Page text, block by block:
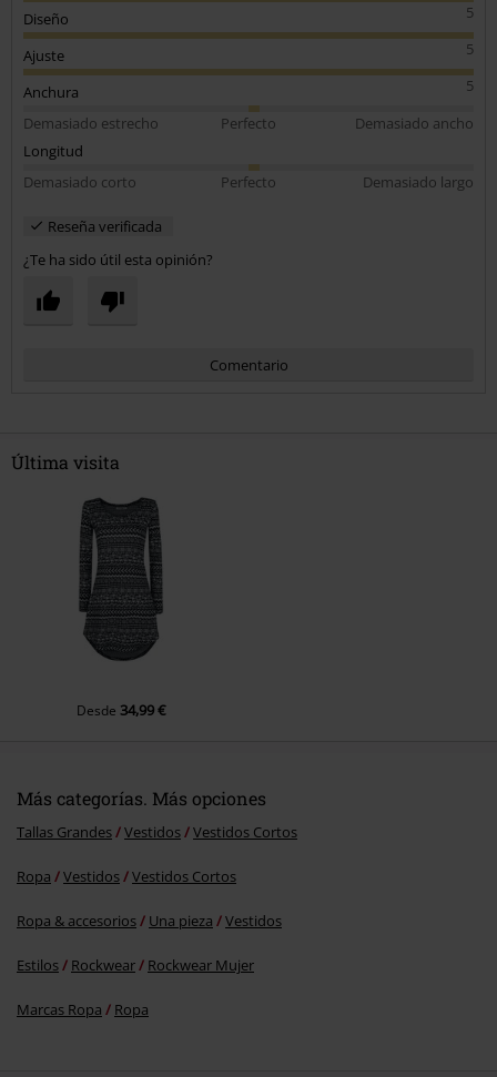
5
Diseño
5
Ajuste
5
Anchura
Demasiado estrecho
Perfecto
Demasiado ancho
Longitud
Demasiado corto
Perfecto Demasiado largo
Reseña verificada
¿Te ha sido útil esta opinión?
Comentario
Enviar comentario
Última visita
Desde 34,99 €
Más categorías. Más opciones
Tallas Grandes Vestidos Vestidos Cortos
Ropa Vestidos Vestidos Cortos
Ropa & accesorios Una pieza Vestidos
Estilos Rockwear Rockwear Mujer
Marcas Ropa Ropa